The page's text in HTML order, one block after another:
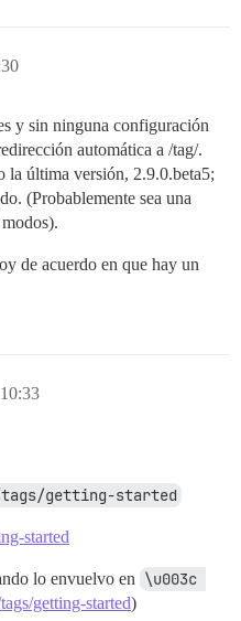
y sin ninguna configuración
automática a /tag/.
la última versión, 2.9.0.beta5;
(Probablemente sea una
de acuerdo en que hay un
getting-started
started
lo envuelvo en \u003c
getting-started)